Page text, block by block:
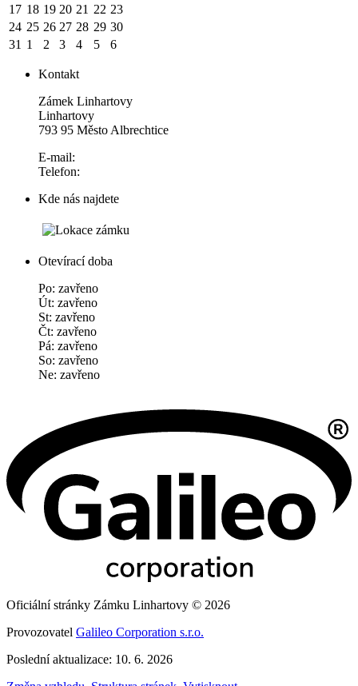
17 18 19 20 21 22 23
24 25 26 27 28 29 30
31 1 2 3 4 5 6
Kontakt
Zámek Linhartovy
Linhartovy
793 95 Město Albrechtice
E-mail:
Telefon:
Kde nás najdete
Otevírací doba
Po: zavřeno
Út: zavřeno
St: zavřeno
Čt: zavřeno
Pá: zavřeno
So: zavřeno
Ne: zavřeno
Oficiální stránky Zámku Linhartovy © 2026
Provozovatel Galileo Corporation s.r.o.
Poslední aktualizace: 10. 6. 2026